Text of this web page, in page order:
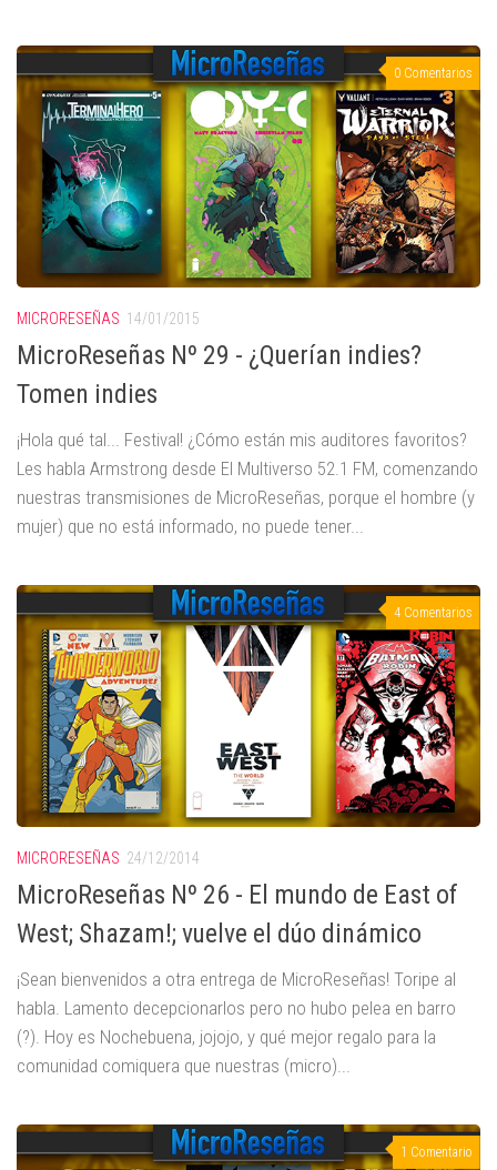
0 Comentarios
MICRORESEÑAS 14/01/2015
MicroReseñas Nº 29 - ¿Querían indies?
Tomen indies
¡Hola qué tal... Festival! ¿Cómo están mis auditores favoritos?
Les habla Armstrong desde El Multiverso 52.1 FM, comenzando
nuestras transmisiones de MicroReseñas, porque el hombre (y
mujer) que no está informado, no puede tener...
4 Comentarios
MICRORESEÑAS 24/12/2014
MicroReseñas Nº 26 - El mundo de East of
West; Shazam!; vuelve el dúo dinámico
¡Sean bienvenidos a otra entrega de MicroReseñas! Toripe al
habla. Lamento decepcionarlos pero no hubo pelea en barro
(?). Hoy es Nochebuena, jojojo, y qué mejor regalo para la
comunidad comiquera que nuestras (micro)...
1 Comentario